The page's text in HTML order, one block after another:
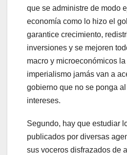
que se administre de modo
economía como lo hizo el
garantice crecimiento,
inversiones y se mejoren
macro y microeconómicos la
imperialismo jamás van a
gobierno que no se ponga
intereses.
Segundo, hay que estudiar
publicados por diversas
sus voceros disfrazados de